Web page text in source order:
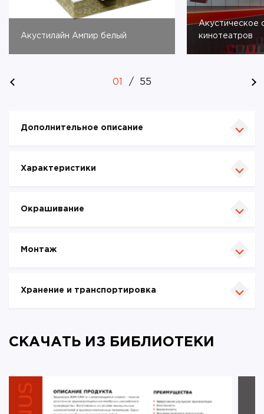
Акустилайн Ампир белый
Акустическое
кинотеатров
01 / 55
Дополнительное описание
Характеристики
Окрашивание
Монтаж
Хранение и транспортировка
СКАЧАТЬ ИЗ БИБЛИОТЕКИ